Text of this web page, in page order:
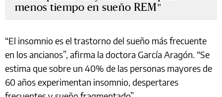
menos tiempo en sueño REM
“El insomnio es el trastorno del sueño más frecuente
en los ancianos”, afirma la doctora García Aragón. “Se
estima que sobre un 40% de las personas mayores de
60 años experimentan insomnio, despertares